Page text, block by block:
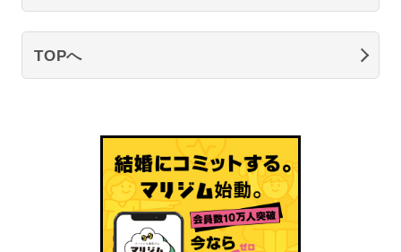
TOPへ